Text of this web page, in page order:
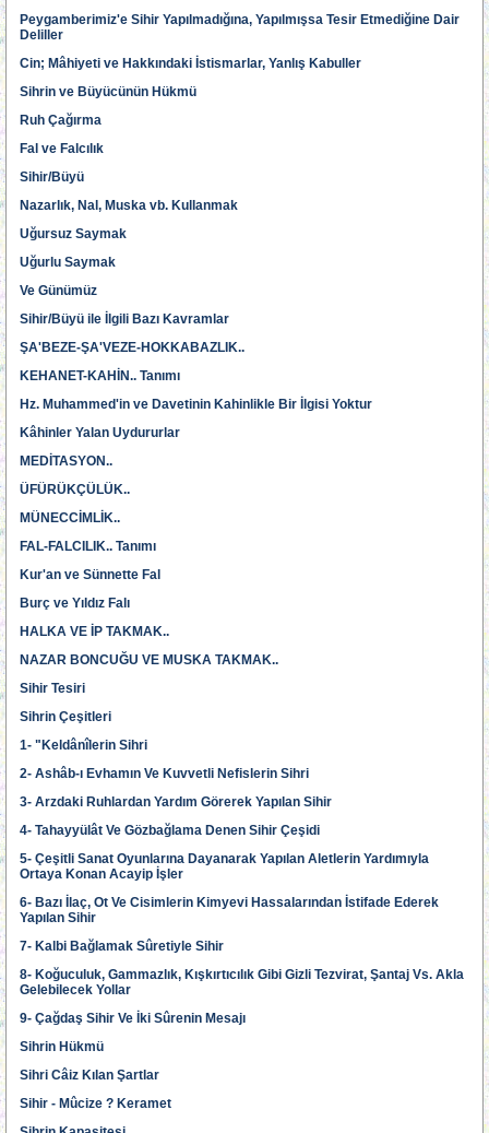
Peygamberimiz'e Sihir Yapılmadığına, Yapılmışsa Tesir Etmediğine Dair
Deliller
Cin; Mâhiyeti ve Hakkındaki İstismarlar, Yanlış Kabuller
Sihrin ve Büyücünün Hükmü
Ruh Çağırma
Fal ve Falcılık
Sihir/Büyü
Nazarlık, Nal, Muska vb. Kullanmak
Uğursuz Saymak
Uğurlu Saymak
Ve Günümüz
Sihir/Büyü ile İlgili Bazı Kavramlar
ŞA'BEZE-ŞA'VEZE-HOKKABAZLIK..
KEHANET-KAHİN.. Tanımı
Hz. Muhammed'in ve Davetinin Kahinlikle Bir İlgisi Yoktur
Kâhinler Yalan Uydururlar
MEDİTASYON..
ÜFÜRÜKÇÜLÜK..
MÜNECCİMLİK..
FAL-FALCILIK.. Tanımı
Kur'an ve Sünnette Fal
Burç ve Yıldız Falı
HALKA VE İP TAKMAK..
NAZAR BONCUĞU VE MUSKA TAKMAK..
Sihir Tesiri
Sihrin Çeşitleri
1- "Keldânîlerin Sihri
2- Ashâb-ı Evhamın Ve Kuvvetli Nefislerin Sihri
3- Arzdaki Ruhlardan Yardım Görerek Yapılan Sihir
4- Tahayyülât Ve Gözbağlama Denen Sihir Çeşidi
5- Çeşitli Sanat Oyunlarına Dayanarak Yapılan Aletlerin Yardımıyla
Ortaya Konan Acayip İşler
6- Bazı İlaç, Ot Ve Cisimlerin Kimyevi Hassalarından İstifade Ederek
Yapılan Sihir
7- Kalbi Bağlamak Sûretiyle Sihir
8- Koğuculuk, Gammazlık, Kışkırtıcılık Gibi Gizli Tezvirat, Şantaj Vs. Akla
Gelebilecek Yollar
9- Çağdaş Sihir Ve İki Sûrenin Mesajı
Sihrin Hükmü
Sihri Câiz Kılan Şartlar
Sihir - Mûcize ? Keramet